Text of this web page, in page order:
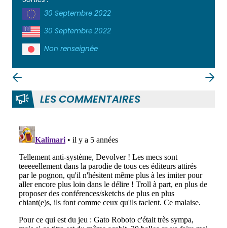
30 Septembre 2022
30 Septembre 2022
Non renseignée
LES COMMENTAIRES